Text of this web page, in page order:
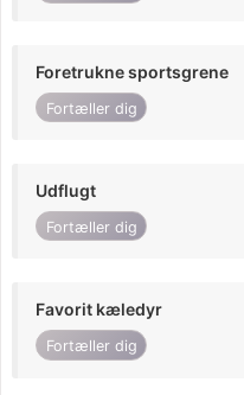
Foretrukne sportsgrene
Fortæller dig
Udflugt
Fortæller dig
Favorit kæledyr
Fortæller dig